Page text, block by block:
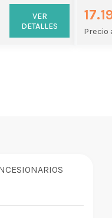
VER
DETALLES
Precio